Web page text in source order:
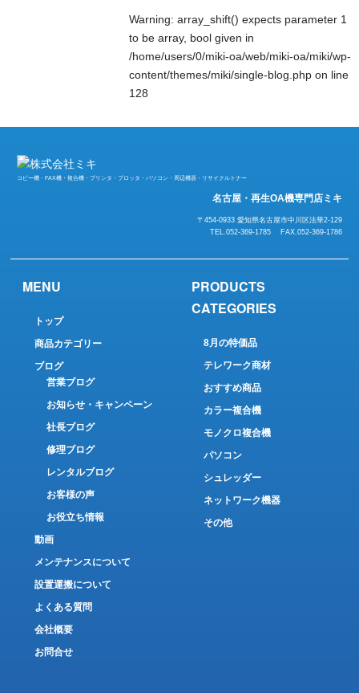
Warning: array_shift() expects parameter 1
to be array, bool given in
/home/users/0/miki-oa/web/miki-oa/miki/wp-
content/themes/miki/single-blog.php on line
128
コピー機・FAX機・複合機・プリンタ・プロッタ・パソコン・周辺機器・リサイクルトナー
名古屋・再生OA機専門店ミキ
〒454-0933 愛知県名古屋市中川区法華2-129
TEL.052-369-1785 FAX.052-369-1786
MENU
トップ
商品カテゴリー
ブログ
営業ブログ
お知らせ・キャンペーン
社長ブログ
修理ブログ
レンタルブログ
お客様の声
お役立ち情報
動画
メンテナンスについて
設置運搬について
よくある質問
会社概要
お問合せ
PRODUCTS
CATEGORIES
8月の特価品
テレワーク商材
おすすめ商品
カラー複合機
モノクロ複合機
パソコン
シュレッダー
ネットワーク機器
その他